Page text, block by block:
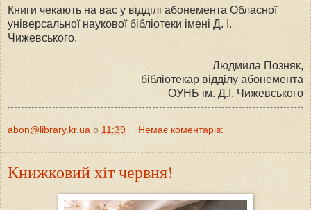
Книги чекають на вас у відділі абонемента Обласної
універсальної наукової бібліотеки імені Д. І.
Чижевського.
Людмила Позняк,
бібліотекар відділу абонемента
ОУНБ ім. Д.І. Чижевського
abon@library.kr.ua о 11:39 Немає коментарів:
Книжковий хіт червня!